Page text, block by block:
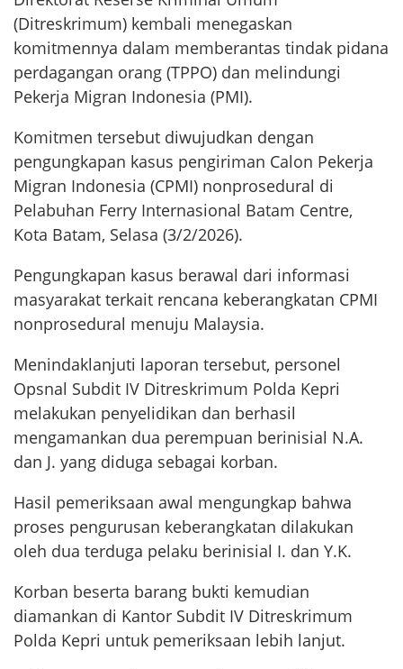
(Ditreskrimum) kembali menegaskan
komitmennya dalam memberantas tindak pidana
perdagangan orang (TPPO) dan melindungi
Pekerja Migran Indonesia (PMI).
Komitmen tersebut diwujudkan dengan
pengungkapan kasus pengiriman Calon Pekerja
Migran Indonesia (CPMI) nonprosedural di
Pelabuhan Ferry Internasional Batam Centre,
Kota Batam, Selasa (3/2/2026).
Pengungkapan kasus berawal dari informasi
masyarakat terkait rencana keberangkatan CPMI
nonprosedural menuju Malaysia.
Menindaklanjuti laporan tersebut, personel
Opsnal Subdit IV Ditreskrimum Polda Kepri
melakukan penyelidikan dan berhasil
mengamankan dua perempuan berinisial N.A.
dan J. yang diduga sebagai korban.
Hasil pemeriksaan awal mengungkap bahwa
proses pengurusan keberangkatan dilakukan
oleh dua terduga pelaku berinisial I. dan Y.K.
Korban beserta barang bukti kemudian
diamankan di Kantor Subdit IV Ditreskrimum
Polda Kepri untuk pemeriksaan lebih lanjut.